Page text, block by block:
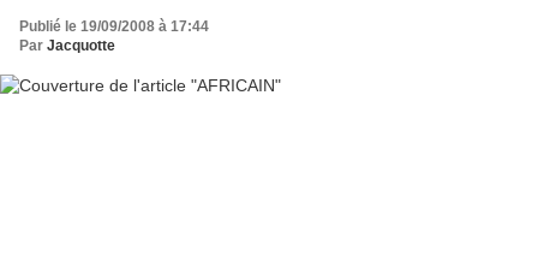
Publié le 19/09/2008 à 17:44
Par Jacquotte